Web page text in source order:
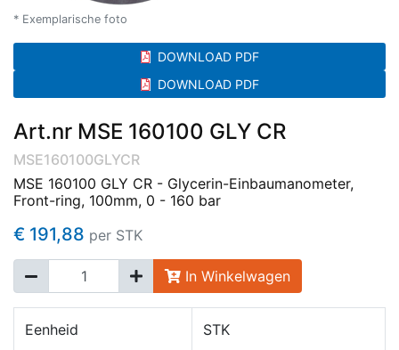
* Exemplarische foto
DOWNLOAD PDF
DOWNLOAD PDF
Art.nr MSE 160100 GLY CR
MSE160100GLYCR
MSE 160100 GLY CR - Glycerin-Einbaumanometer,
Front-ring, 100mm, 0 - 160 bar
€ 191,88 per STK
In Winkelwagen
Eenheid STK